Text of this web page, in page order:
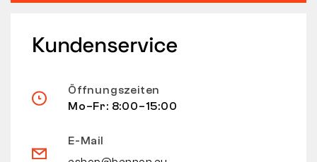
Kundenservice
Öffnungszeiten
Mo–Fr: 8:00–15:00
E-Mail